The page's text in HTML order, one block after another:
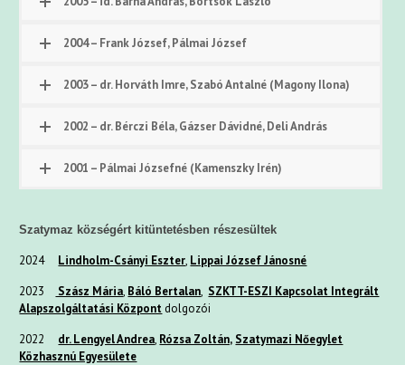
2004 – Frank József, Pálmai József
2003 – dr. Horváth Imre, Szabó Antalné (Magony Ilona)
2002 – dr. Bérczi Béla, Gázser Dávidné, Deli András
2001 – Pálmai Józsefné (Kamenszky Irén)
Szatymaz községért kitüntetésben részesültek
2024 Lindholm-Csányi Eszter, Lippai József Jánosné
2023
Szász Mária, Báló Bertalan, SZKTT-ESZI Kapcsolat Integrált
Alapszolgáltatási Központ dolgozói
2022 dr. Lengyel Andrea, Rózsa Zoltán, Szatymazi Nőegylet
Közhasznú Egyesülete